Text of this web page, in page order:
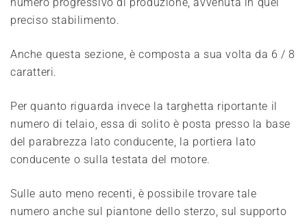
preciso stabilimento.
Anche questa sezione, è composta a sua volta da 6 / 8
caratteri.
Per quanto riguarda invece la targhetta riportante il
numero di telaio, essa di solito è posta presso la base
del parabrezza lato conducente, la portiera lato
conducente o sulla testata del motore.
Sulle auto meno recenti, è possibile trovare tale
numero anche sul piantone dello sterzo, sul supporto